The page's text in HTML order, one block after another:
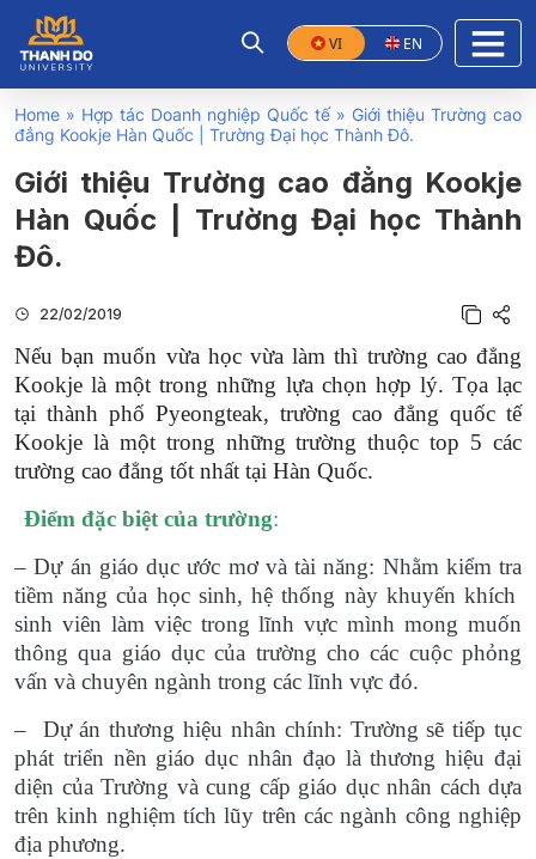
VI EN
Home » Hợp tác Doanh nghiệp Quốc tế» Giới thiệu Trường cao
đẳng Kookje Hàn Quốc | Trường Đại học Thành Đô.
Giới thiệu Trường cao đẳng Kookje
Hàn Quốc | Trường Đại học Thành
Đô.
22/02/2019
Nếu bạn muốn vừa học vừa làm thì trường cao đẳng
Kookje là một trong những lựa chọn hợp lý. Tọa lạc
tại thành phố Pyeongteak, trường cao đẳng quốc tế
Kookje là một trong những trường thuộc top 5 các
trường cao đẳng tốt nhất tại Hàn Quốc.
Điểm đặc biệt của trường:
– Dự án giáo dục ước mơ và tài năng: Nhằm kiểm tra
tiềm năng của học sinh, hệ thống này khuyến khích
sinh viên làm việc trong lĩnh vực mình mong muốn
thông qua giáo dục của trường cho các cuộc phỏng
vấn và chuyên ngành trong các lĩnh vực đó.
– Dự án thương hiệu nhân chính: Trường sẽ tiếp tục
phát triển nền giáo dục nhân đạo là thương hiệu đại
diện của Trường và cung cấp giáo dục nhân cách dựa
trên kinh nghiệm tích lũy trên các ngành công nghiệp
địa phương.